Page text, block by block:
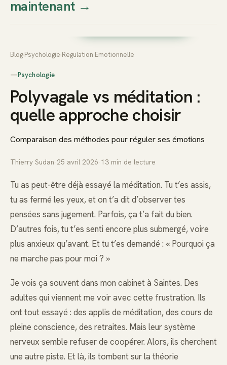
Thierry
Prendre rendez-vous dès
maintenant→
Blog Psychologie Regulation Emotionnelle
—Psychologie
Polyvagale vs méditation :
quelle approche choisir
Comparaison des méthodes pour réguler ses émotions
Thierry Sudan 25 avril 2026 13 min de lecture
Tu as peut-être déjà essayé la méditation. Tu t’es assis,
tu as fermé les yeux, et on t’a dit d’observer tes
pensées sans jugement. Parfois, ça t’a fait du bien.
D’autres fois, tu t’es senti encore plus submergé, voire
plus anxieux qu’avant. Et tu t’es demandé : « Pourquoi ça
ne marche pas pour moi ? »
Je vois ça souvent dans mon cabinet à Saintes. Des
adultes qui viennent me voir avec cette frustration. Ils
ont tout essayé : des applis de méditation, des cours de
pleine conscience, des retraites. Mais leur système
nerveux semble refuser de coopérer. Alors, ils cherchent
une autre piste. Et là, ils tombent sur la théorie